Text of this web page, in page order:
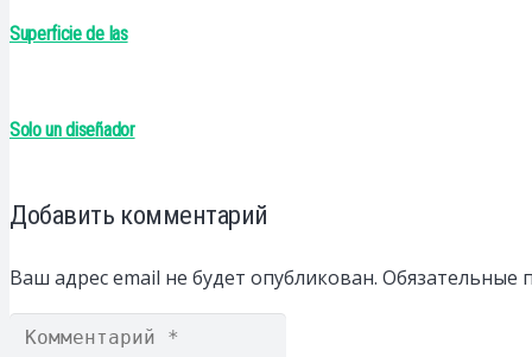
Superficie de las
Solo un diseñador
Добавить комментарий
Ваш адрес email не будет опубликован. Обязательные